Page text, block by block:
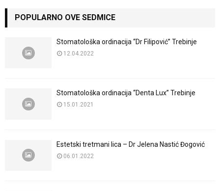
POPULARNO OVE SEDMICE
Stomatološka ordinacija “Dr Filipović” Trebinje
12.04.2022
Stomatološka ordinacija “Denta Lux” Trebinje
15.01.2021
Estetski tretmani lica – Dr Jelena Nastić Đogović
06.01.2022